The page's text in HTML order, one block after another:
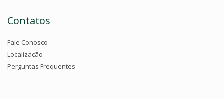
Contatos
Fale Conosco
Localização
Perguntas Frequentes